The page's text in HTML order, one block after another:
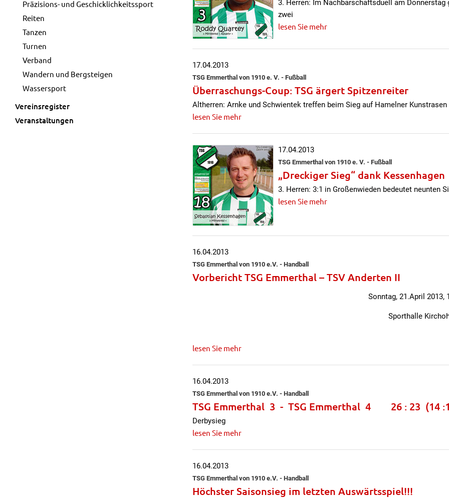
Präzisions- und Geschicklichkeitssport
Reiten
Tanzen
Turnen
Verband
Wandern und Bergsteigen
Wassersport
Vereinsregister
Veranstaltungen
3. Herren: Im Nachbarschaftsduell am Donnerstag
zwei
lesen Sie mehr
17.04.2013
TSG Emmerthal von 1910 e. V. - Fußball
Überraschungs-Coup: TSG ärgert Spitzenreiter
Altherren: Arnke und Schwientek treffen beim Sieg auf Hamelner Kunstrasen
lesen Sie mehr
17.04.2013
TSG Emmerthal von 1910 e. V. - Fußball
„Dreckiger Sieg“ dank Kessenhagen
3. Herren: 3:1 in Großenwieden bedeutet neunten
lesen Sie mehr
16.04.2013
TSG Emmerthal von 1910 e.V. - Handball
Vorbericht TSG Emmerthal – TSV Anderten II
Sonntag, 21.April 2013,
Sporthalle
lesen Sie mehr
16.04.2013
TSG Emmerthal von 1910 e.V. - Handball
TSG Emmerthal 3 - TSG Emmerthal 4 26 : 23 (14
Derbysieg
lesen Sie mehr
16.04.2013
TSG Emmerthal von 1910 e.V. - Handball
Höchster Saisonsieg im letzten Auswärtsspiel!!!